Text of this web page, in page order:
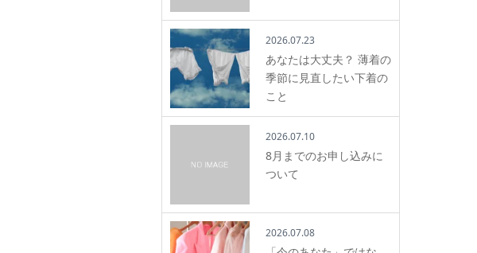
2026.07.23
あなたは大丈夫？ 薄着の
季節に見直したい下着の
こと
2026.07.10
8月までのお申し込みに
ついて
2026.07.08